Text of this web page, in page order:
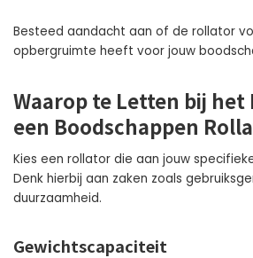
Besteed aandacht aan of de rollator
opbergruimte heeft voor jouw
Waarop te Letten bij het
een Boodschappen
Kies een rollator die aan jouw
Denk hierbij aan zaken zoals
duurzaamheid.
Gewichtscapaciteit